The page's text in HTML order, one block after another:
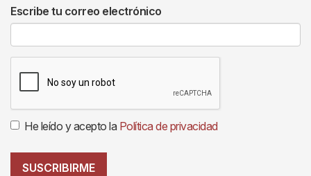
Escribe tu correo electrónico
He leído y acepto la Política de privacidad
SUSCRIBIRME